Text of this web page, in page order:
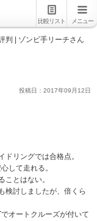
比較リスト メニュー
判 | ゾンビ手リーチさん
投稿日： 2017年09 月 12日
リングでは合格点。
して走れる。
とはない。
検討しましたが、倍くら
オートクルーズが付いて